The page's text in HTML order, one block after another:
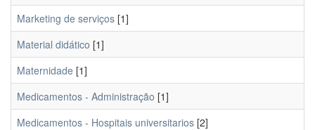
Marketing de serviços [1]
Material didático [1]
Maternidade [1]
Medicamentos - Administração [1]
Medicamentos - Hospitais universitarios [2]